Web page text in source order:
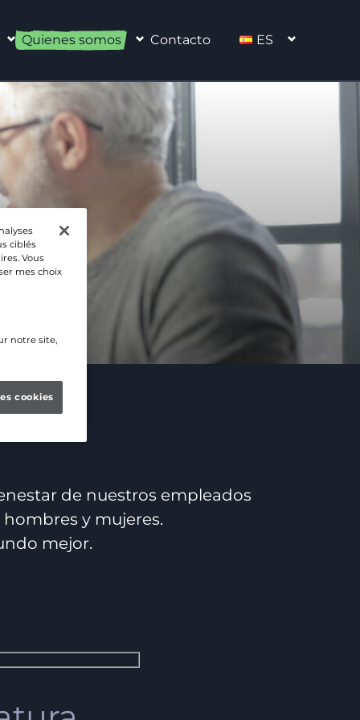
Quienes somos Contacto ES
de nuestros empleados
y mujeres.
mejor.
ciblés
Vous
mes choix
notre site,
cookies